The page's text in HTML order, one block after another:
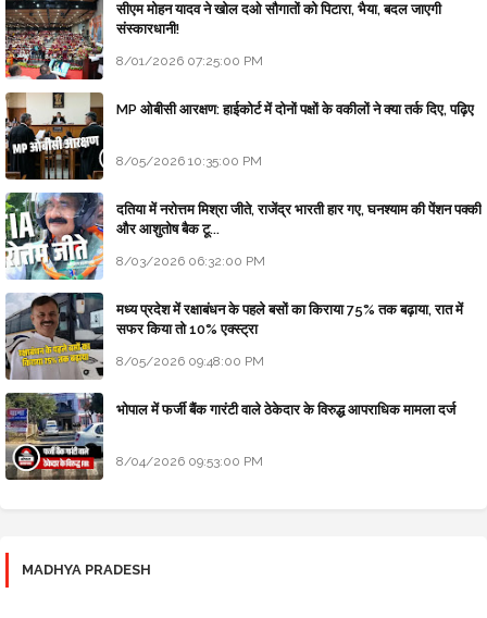
सीएम मोहन यादव ने खोल दओ सौगातों को पिटारा, भैया, बदल जाएगी
संस्कारधानी!
8/01/2026 07:25:00 PM
MP ओबीसी आरक्षण: हाईकोर्ट में दोनों पक्षों के वकीलों ने क्या तर्क दिए, पढ़िए
8/05/2026 10:35:00 PM
दतिया में नरोत्तम मिश्रा जीते, राजेंद्र भारती हार गए, घनश्याम की पेंशन पक्की
और आशुतोष बैक टू...
8/03/2026 06:32:00 PM
मध्य प्रदेश में रक्षाबंधन के पहले बसों का किराया 75% तक बढ़ाया, रात में
सफर किया तो 10% एक्स्ट्रा
8/05/2026 09:48:00 PM
भोपाल में फर्जी बैंक गारंटी वाले ठेकेदार के विरुद्ध आपराधिक मामला दर्ज
8/04/2026 09:53:00 PM
MADHYA PRADESH